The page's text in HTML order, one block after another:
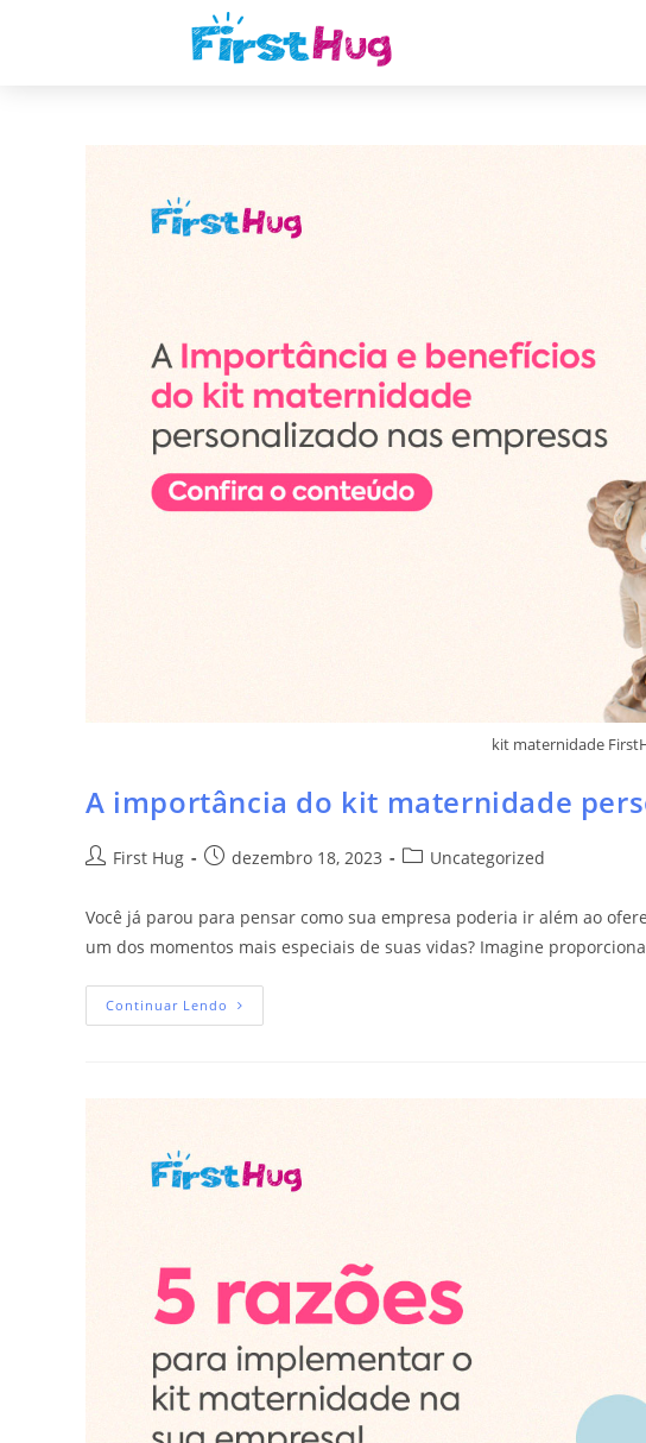
kit maternidade
A importância do kit maternidade
First Hug dezembro 18, 2023 Uncategorized
Você já parou para pensar como sua empresa poderia ir além ao
um dos momentos mais especiais de suas vidas? Imagine
Continuar Lendo